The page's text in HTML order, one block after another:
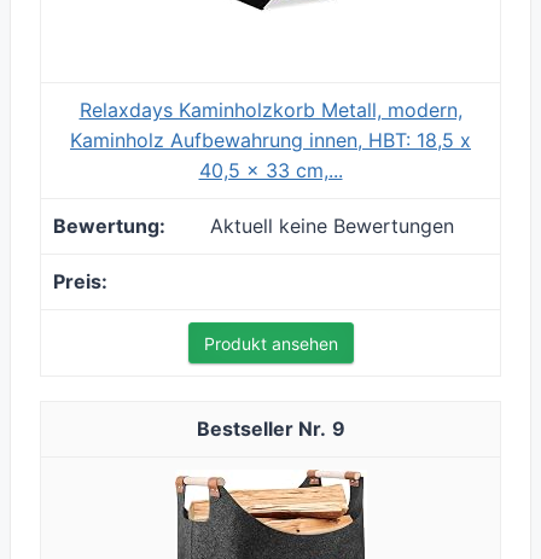
Relaxdays Kaminholzkorb Metall, modern,
Kaminholz Aufbewahrung innen, HBT: 18,5 x
40,5 x 33 cm,...
Aktuell keine Bewertungen
Produkt ansehen
9